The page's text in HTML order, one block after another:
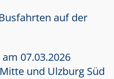
auf der
07.03.2026
und Ulzburg Süd